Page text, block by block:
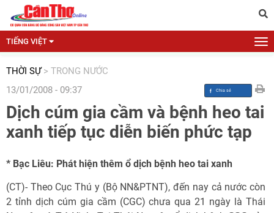
TIẾNG VIỆT
THỜI SỰ > TRONG NƯỚC
13/01/2008 - 09:37
Dịch cúm gia cầm và bệnh heo tai
xanh tiếp tục diễn biến phức tạp
* Bạc Liêu: Phát hiện thêm ổ dịch bệnh heo tai xanh
(CT)- Theo Cục Thú y (Bộ NN&PTNT), đến nay cả nước còn
2 tỉnh dịch cúm gia cầm (CGC) chưa qua 21 ngày là Thái